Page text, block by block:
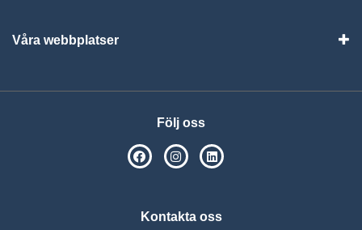
Våra webbplatser
Följ oss
SPSM på Facebook
SPSM på Instagram
Kontakta oss